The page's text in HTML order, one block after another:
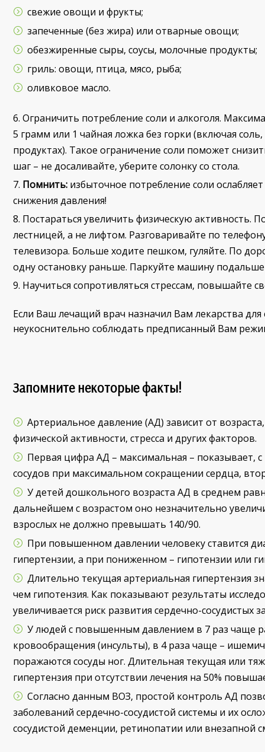
свежие овощи и фрукты;
запеченные (без жира) или отварные овощи;
обезжиренные сыры, соусы, молочные продукты;
гриль: овощи, птица, мясо, рыба;
оливковое масло.
Ограничить потребление соли и алкоголя.
5 грамм или 1 чайная ложка без горки (включая
продуктах). Такое ограничение соли поможет
шаг – не досаливайте, уберите солонку со стола.
Помнить: избыточное потребление соли
снижения давления!
Постараться увеличить физическую активность.
лестницей, а не лифтом. Разговаривайте по
телевизора. Больше ходите пешком, гуляйте. По
одну остановку раньше. Паркуйте машину
Научиться сопротивляться стрессам, повышайте
Если Ваш лечащий врач назначил Вам лекарства
неукоснительно соблюдать предписанный Вам
Запомните некоторые факты!
Артериальное давление (АД) зависит от
физической активности, стресса и других факторов.
Первая цифра АД – максимальная – показывает,
сосудов при максимальном сокращении сердца,
У детей дошкольного возраста АД в среднем
дальнейшем с возрастом оно незначительно
взрослых не должно превышать 140/90.
При повышенном давлении человеку ставится
гипертензии, а при пониженном – гипотензии или
Длительно текущая артериальная гипертензия
чем гипотензия. Как показывают результаты
увеличивается риск развития сердечно-сосудистых
У людей с повышенным давлением в 7 раз чаще
кровообращения (инсульты), в 4 раза чаще –
поражаются сосуды ног. Длительная текущая или
гипертензия при отсутствии лечения на 50%
Согласно данным ВОЗ, простой контроль АД
заболеваний сердечно-сосудистой системы и их
сосудистой деменции, ретинопатии или внезапной